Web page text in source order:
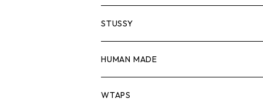
シャツ
ジャケット
パンツ
スウェット/ニット
シャツ
ジャケット
ロンTEE
スウェット/ニット
シャツ
Tシャツ
ロンTEE
スウェット/ニット
STUSSY
Tシャツ
ロンTEE
HUMAN MADE
Tシャツ
WTAPS